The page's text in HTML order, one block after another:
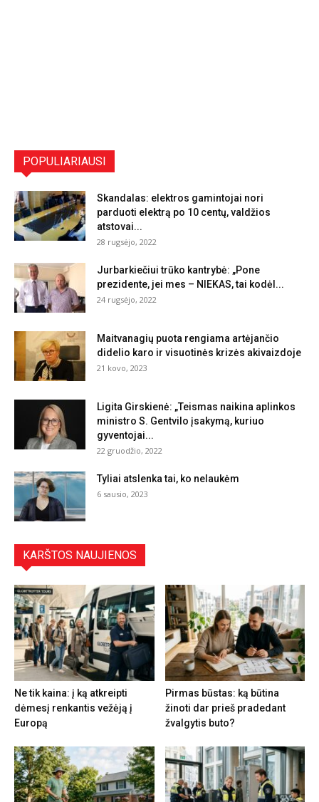
POPULIARIAUSI
Skandalas: elektros gamintojai nori
parduoti elektrą po 10 centų, valdžios
atstovai...
28 rugsėjo, 2022
Jurbarkiečiui trūko kantrybė: „Pone
prezidente, jei mes – NIEKAS, tai kodėl...
24 rugsėjo, 2022
Maitvanagių puota rengiama artėjančio
didelio karo ir visuotinės krizės akivaizdoje
21 kovo, 2023
Ligita Girskienė: „Teismas naikina aplinkos
ministro S. Gentvilo įsakymą, kuriuo
gyventojai...
22 gruodžio, 2022
Tyliai atslenka tai, ko nelaukėm
6 sausio, 2023
KARŠTOS NAUJIENOS
Ne tik kaina: į ką atkreipti
dėmesį renkantis vežėją į
Europą
Pirmas būstas: ką būtina
žinoti dar prieš pradedant
žvalgytis buto?